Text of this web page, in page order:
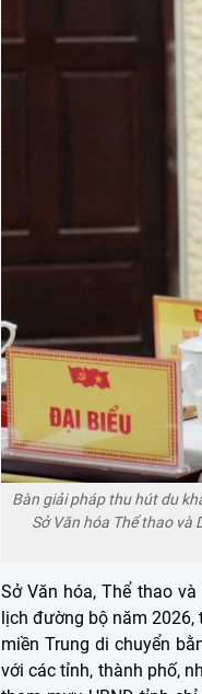
Bàn giải pháp thu hút du
Sở Văn hóa Thể thao và
Sở Văn hóa, Thể thao
lịch đường bộ năm 2026,
miền Trung di chuyển
với các tỉnh, thành phố,